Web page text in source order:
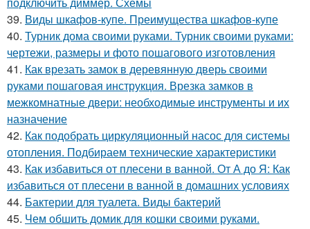
39. Виды шкафов-купе. Преимущества шкафов-купе
40. Турник дома своими руками. Турник своими руками:
чертежи, размеры и фото пошагового изготовления
41. Как врезать замок в деревянную дверь своими
руками пошаговая инструкция. Врезка замков в
межкомнатные двери: необходимые инструменты и их
назначение
42. Как подобрать циркуляционный насос для системы
отопления. Подбираем технические характеристики
43. Как избавиться от плесени в ванной. От А до Я: Как
избавиться от плесени в ванной в домашних условиях
44. Бактерии для туалета. Виды бактерий
45. Чем обшить домик для кошки своими руками.